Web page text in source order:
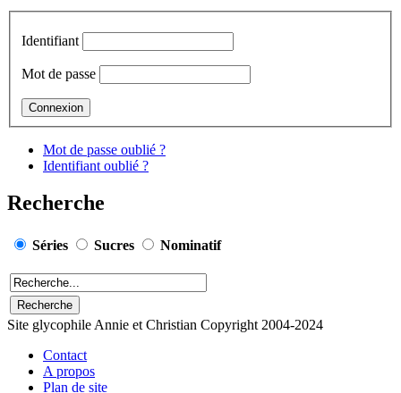
Identifiant
Mot de passe
Mot de passe oublié ?
Identifiant oublié ?
Recherche
Séries Sucres Nominatif
Site glycophile Annie et Christian Copyright 2004-2024
Contact
A propos
Plan de site